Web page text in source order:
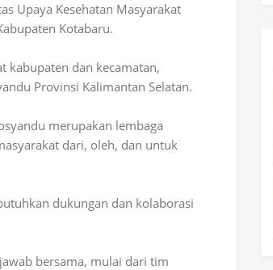
Upaya Kesehatan Masyarakat
Kotabaru.
kabupaten dan kecamatan,
Provinsi Kalimantan Selatan.
merupakan lembaga
dari, oleh, dan untuk
dukungan dan kolaborasi
bersama, mulai dari tim